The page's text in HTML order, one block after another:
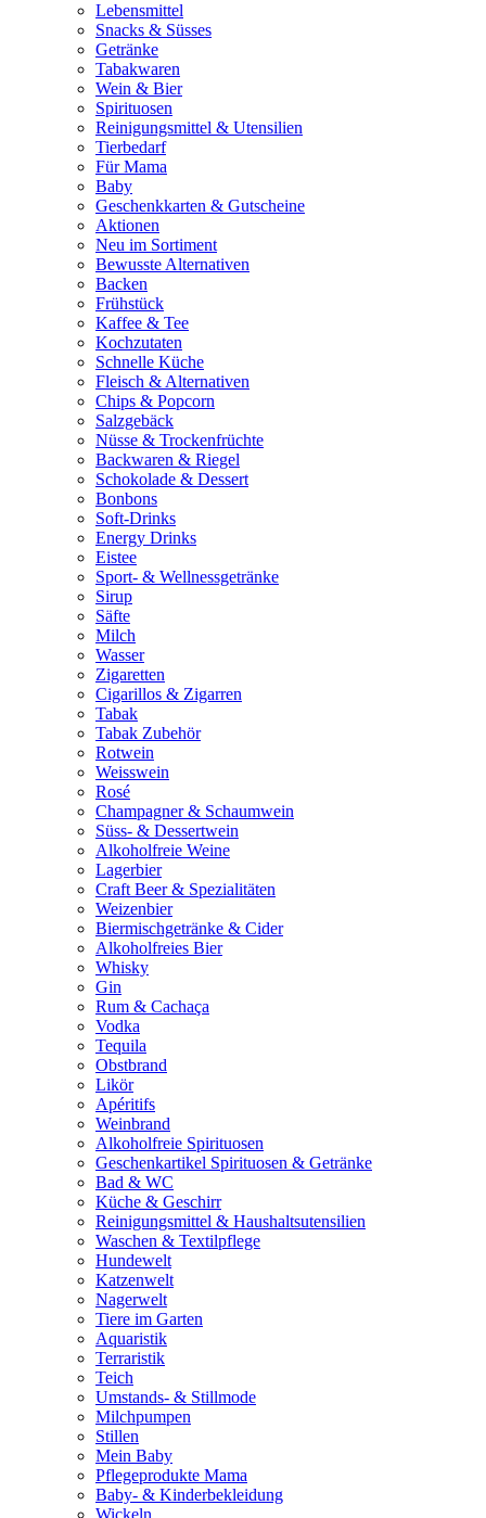
Lebensmittel
Snacks & Süsses
Getränke
Tabakwaren
Wein & Bier
Spirituosen
Reinigungsmittel & Utensilien
Tierbedarf
Für Mama
Baby
Geschenkkarten & Gutscheine
Aktionen
Neu im Sortiment
Bewusste Alternativen
Backen
Frühstück
Kaffee & Tee
Kochzutaten
Schnelle Küche
Fleisch & Alternativen
Chips & Popcorn
Salzgebäck
Nüsse & Trockenfrüchte
Backwaren & Riegel
Schokolade & Dessert
Bonbons
Soft-Drinks
Energy Drinks
Eistee
Sport- & Wellnessgetränke
Sirup
Säfte
Milch
Wasser
Zigaretten
Cigarillos & Zigarren
Tabak
Tabak Zubehör
Rotwein
Weisswein
Rosé
Champagner & Schaumwein
Süss- & Dessertwein
Alkoholfreie Weine
Lagerbier
Craft Beer & Spezialitäten
Weizenbier
Biermischgetränke & Cider
Alkoholfreies Bier
Whisky
Gin
Rum & Cachaça
Vodka
Tequila
Obstbrand
Likör
Apéritifs
Weinbrand
Alkoholfreie Spirituosen
Geschenkartikel Spirituosen & Getränke
Bad & WC
Küche & Geschirr
Reinigungsmittel & Haushaltsutensilien
Waschen & Textilpflege
Hundewelt
Katzenwelt
Nagerwelt
Tiere im Garten
Aquaristik
Terraristik
Teich
Umstands- & Stillmode
Milchpumpen
Stillen
Mein Baby
Pflegeprodukte Mama
Baby- & Kinderbekleidung
Wickeln